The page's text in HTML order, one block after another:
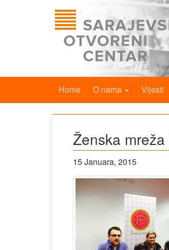
Home O nama Vijesti
Ženska
15 Januara, 2015